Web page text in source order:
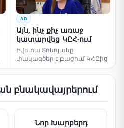
AD
Այն, ինչ քիչ առաջ
կատարվեց ԿԸՀ-ում
Իվետա Տոնոյանը
փակագծեր է բացում ԿՀԸից
բնակավայրերում
Նոր Խարբերդ